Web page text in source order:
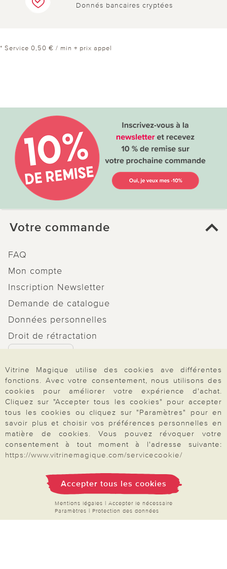
Donnés bancaires cryptées
* Service 0,50 € / min + prix appel
Votre commande
FAQ
Mon compte
Inscription Newsletter
Demande de catalogue
Données personnelles
Droit de rétractation
Paiement & Livraison
À propos de nous
Besoin d'aide?
Vitrine Magique utilise des cookies ave différentes
fonctions. Avec votre consentement, nous utilisons des
cookies pour améliorer votre expérience d'achat.
Cliquez sur "Accepter tous les cookies" pour accepter
tous les cookies ou cliquez sur "Paramètres" pour en
savoir plus et choisir vos préférences personnelles en
matière de cookies. Vous pouvez révoquer votre
consentement à tout moment à l'adresse suivante:
https://www.vitrinemagique.com/servicecookie/
Accepter tous les cookies
Mentions légales | Accepter le nécessaire
Paramètres | Protection des données